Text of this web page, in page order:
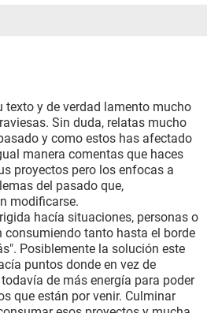
texto y de verdad lamento mucho
Sin duda, relatas mucho
y como estos has afectado
manera comentas que haces
proyectos pero los enfocas a
del pasado que,
modificarse.
hacía situaciones, personas o
consumiendo tanto hasta el borde
Posiblemente la solución este
puntos donde en vez de
de más energía para poder
que están por venir. Culminar